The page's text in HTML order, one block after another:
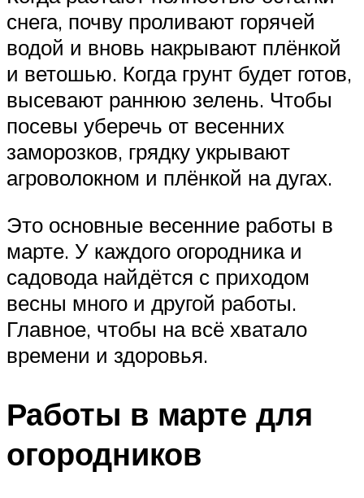
снега, почву проливают горячей
водой и вновь накрывают плёнкой
и ветошью. Когда грунт будет готов,
высевают раннюю зелень. Чтобы
посевы уберечь от весенних
заморозков, грядку укрывают
агроволокном и плёнкой на дугах.
Это основные весенние работы в
марте. У каждого огородника и
садовода найдётся с приходом
весны много и другой работы.
Главное, чтобы на всё хватало
времени и здоровья.
Работы в марте для
огородников